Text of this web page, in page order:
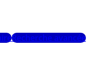
Recherche avancée